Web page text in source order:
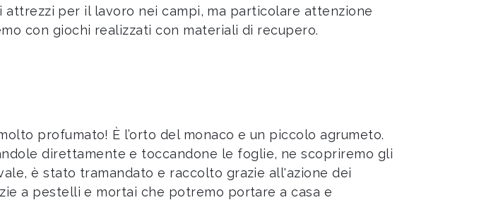
per il lavoro nei campi, ma particolare attenzione
con giochi realizzati con materiali di recupero.
profumato! È l’orto del monaco e un piccolo agrumeto.
direttamente e toccandone le foglie, ne scopriremo gli
è stato tramandato e raccolto grazie all'azione dei
a pestelli e mortai che potremo portare a casa e